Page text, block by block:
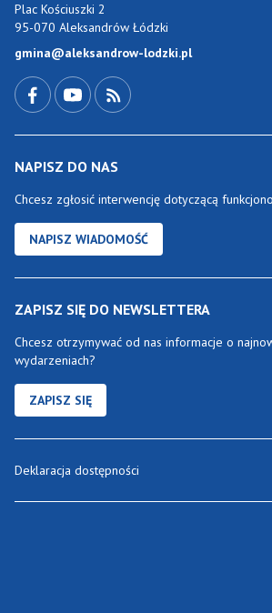
Plac Kościuszki 2
95-070 Aleksandrów Łódzki
gmina@aleksandrow-lodzki.pl
NAPISZ DO NAS
Chcesz zgłosić interwencję dotyczącą
NAPISZ WIADOMOŚĆ
ZAPISZ SIĘ DO NEWSLETTERA
Chcesz otrzymywać od nas informacje o
wydarzeniach?
ZAPISZ SIĘ
Deklaracja dostępności